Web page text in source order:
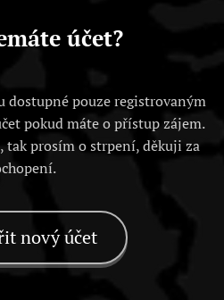
účet?
dostupné pouze registrovaným
pokud máte o přístup zájem.
tak prosím o strpení, děkuji za
nový účet